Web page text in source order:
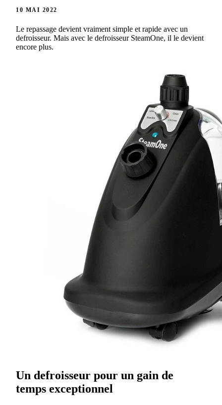
10 MAI 2022
Le repassage devient vraiment simple et rapide avec un
defroisseur. Mais avec le defroisseur SteamOne, il le devient
encore plus.
Un defroisseur pour un gain de
temps exceptionnel